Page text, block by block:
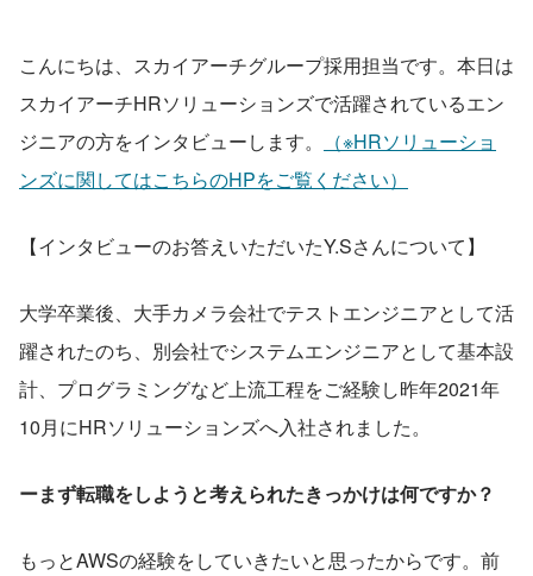
こんにちは、スカイアーチグループ採用担当です。本日は
スカイアーチHRソリューションズで活躍されているエン
ジニアの方をインタビューします。
（※HRソリューショ
ンズに関してはこちらのHPをご覧ください）
【インタビューのお答えいただいたY.Sさんについて】
大学卒業後、大手カメラ会社でテストエンジニアとして活
躍されたのち、別会社でシステムエンジニアとして基本設
計、プログラミングなど上流工程をご経験し昨年2021年
10月にHRソリューションズへ入社されました。
ーまず転職をしようと考えられたきっかけは何ですか？
もっとAWSの経験をしていきたいと思ったからです。前